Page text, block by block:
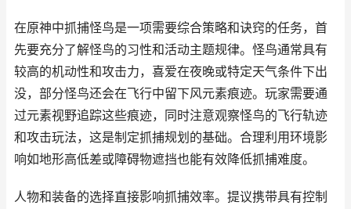
在原神中抓捕怪鸟是一项需要综合策略和诀窍的任务，首
先要充分了解怪鸟的习性和活动主题规律。怪鸟通常具有
较高的机动性和攻击力，喜爱在夜晚或特定天气条件下出
没，部分怪鸟还会在飞行中留下风元素痕迹。玩家需要通
过元素视野追踪这些痕迹，同时注意观察怪鸟的飞行轨迹
和攻击玩法，这是制定抓捕规划的基础。合理利用环境影
响如地形高低差或障碍物遮挡也能有效降低抓捕难度。
人物和装备的选择直接影响抓捕效率。提议携带具有控制